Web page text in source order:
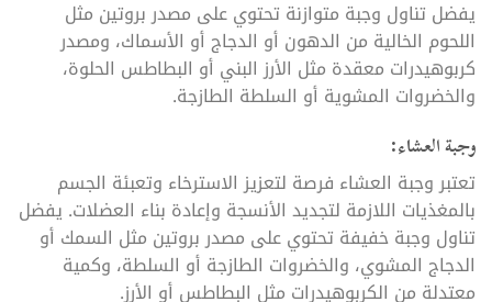
يفضل تناول وجبة متوازنة تحتوي على مصدر بروتين مثل
اللحوم الخالية من الدهون أو الدجاج أو الأسماك، ومصدر
كربوهيدرات معقدة مثل الأرز البني أو البطاطس الحلوة،
والخضروات المشوية أو السلطة الطازجة.
وجبة العشاء:
تعتبر وجبة العشاء فرصة لتعزيز الاسترخاء وتعبئة الجسم
بالمغذيات اللازمة لتجديد الأنسجة وإعادة بناء العضلات. يفضل
تناول وجبة خفيفة تحتوي على مصدر بروتين مثل السمك أو
الدجاج المشوي، والخضروات الطازجة أو السلطة، وكمية
معتدلة من الكربوهيدرات مثل البطاطس أو الأرز.